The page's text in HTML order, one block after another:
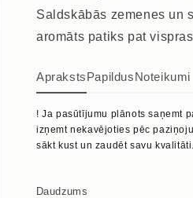
Saldskābās zemenes un
aromāts patiks pat
AprakstsPapildusNoteikumi
! Ja pasūtījumu plānots saņemt
izņemt nekavējoties pēc
sākt kust un zaudēt savu kvalitāti.
Daudzums